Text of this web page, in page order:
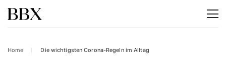
Home Die wichtigsten Corona-Regeln im Alltag